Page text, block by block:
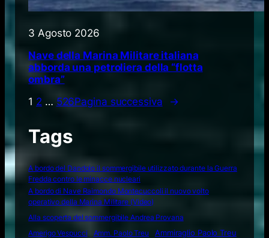
3 Agosto 2026
Nave della Marina Militare italiana
abborda una petroliera della “flotta
ombra”
1 2 … 526Pagina successiva →
Tags
A bordo del Dandolo il sommergibile utilizzato durante la Guerra
Fredda contro le minacce nucleari
A bordo di Nave Raimondo Montecuccoli il nuovo volto
operativo della Marina Militare (Video)
Alla scoperta del sommergibile Andrea Provana
Amerigo Vespucci
Amm. Paolo Treu
Ammiraglio Paolo Treu